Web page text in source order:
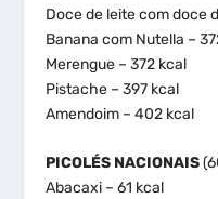
Doce de leite com doce
Banana com Nutella –
Merengue – 372 kcal
Pistache – 397 kcal
Amendoim – 402 kcal
PICOLÉS NACIONAIS
Abacaxi – 61 kcal